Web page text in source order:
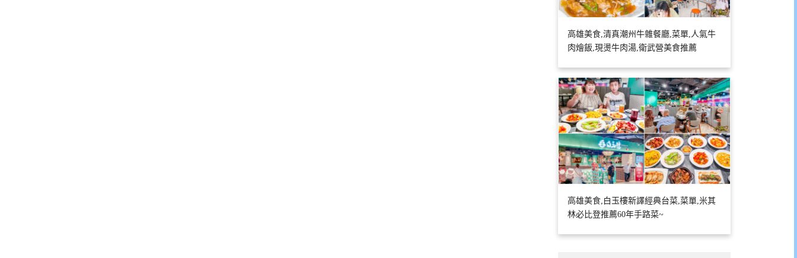
高雄美食,清真潮州牛雜餐廳,菜單,人氣牛
肉燴飯,現燙牛肉湯,衛武營美食推薦
高雄美食,白玉樓新譯經典台菜,菜單,米其
林必比登推薦60年手路菜~